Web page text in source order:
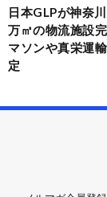
日本GLPが神奈
万㎡の物流施設
マソンや真栄運
定